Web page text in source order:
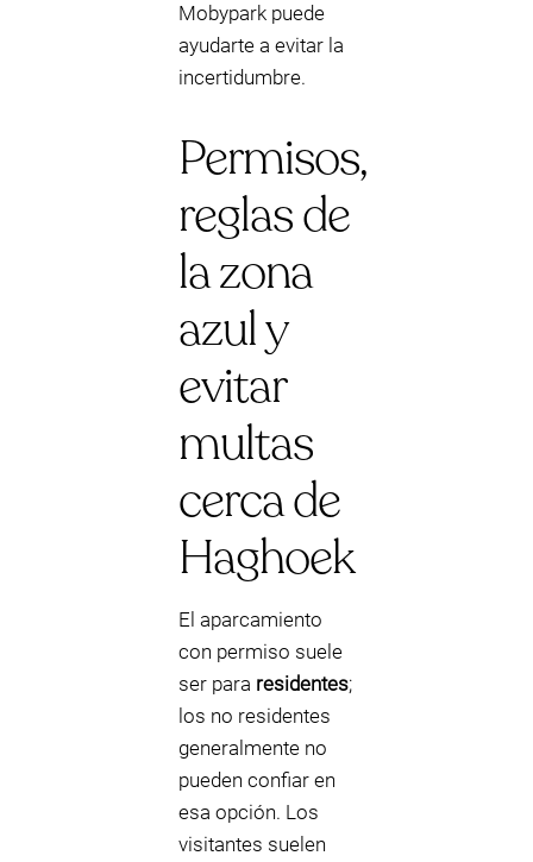
Mobypark puede
ayudarte a evitar la
incertidumbre.
Permisos,
reglas de
la zona
azul y
evitar
multas
cerca de
Haghoek
El aparcamiento
con permiso suele
ser para residentes;
los no residentes
generalmente no
pueden confiar en
esa opción. Los
visitantes suelen